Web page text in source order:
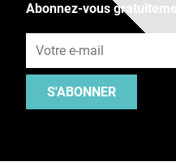
Abonnez-vous
S'ABONNER